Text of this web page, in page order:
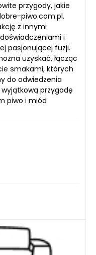
przygody, jakie
piwo.com.pl.
z innymi
i
pasjonującej fuzji.
uzyskać, łącząc
smakami, których
do odwiedzenia
przygodę
piwo i miód